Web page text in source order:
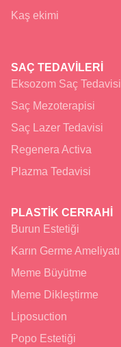
Kaş ekimi
SAÇ TEDAVİLERİ
Eksozom Saç Tedavisi
Saç Mezoterapisi
Saç Lazer Tedavisi
Regenera Activa
Plazma Tedavisi
PLASTİK CERRAHİ
Burun Estetiği
Karın Germe Ameliyatı
Meme Büyütme
Meme Dikleştirme
Liposuction
Popo Estetiği